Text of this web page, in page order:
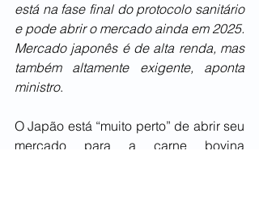
está na fase final do protocolo sanitário
e pode abrir o mercado ainda em 2025.
Mercado japonês é de alta renda, mas
também altamente exigente, aponta
ministro.
O Japão está “muito perto” de abrir seu
mercado para a carne bovina